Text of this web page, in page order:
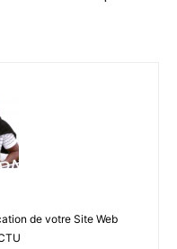
de votre Site Web